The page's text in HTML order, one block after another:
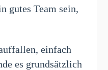
gutes Team sein,
einfach
es grundsätzlich